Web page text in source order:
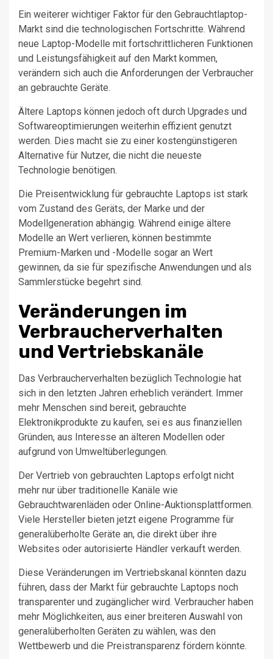
Ein weiterer wichtiger Faktor für den Gebrauchtlaptop-
Markt sind die technologischen Fortschritte. Während
neue Laptop-Modelle mit fortschrittlicheren Funktionen
und Leistungsfähigkeit auf den Markt kommen,
verändern sich auch die Anforderungen der Verbraucher
an gebrauchte Geräte.
Ältere Laptops können jedoch oft durch Upgrades und
Softwareoptimierungen weiterhin effizient genutzt
werden. Dies macht sie zu einer kostengünstigeren
Alternative für Nutzer, die nicht die neueste
Technologie benötigen.
Die Preisentwicklung für gebrauchte Laptops ist stark
vom Zustand des Geräts, der Marke und der
Modellgeneration abhängig. Während einige ältere
Modelle an Wert verlieren, können bestimmte
Premium-Marken und -Modelle sogar an Wert
gewinnen, da sie für spezifische Anwendungen und als
Sammlerstücke begehrt sind.
Veränderungen im
Verbraucherverhalten
und Vertriebskanäle
Das Verbraucherverhalten bezüglich Technologie hat
sich in den letzten Jahren erheblich verändert. Immer
mehr Menschen sind bereit, gebrauchte
Elektronikprodukte zu kaufen, sei es aus finanziellen
Gründen, aus Interesse an älteren Modellen oder
aufgrund von Umweltüberlegungen.
Der Vertrieb von gebrauchten Laptops erfolgt nicht
mehr nur über traditionelle Kanäle wie
Gebrauchtwarenläden oder Online-Auktionsplattformen.
Viele Hersteller bieten jetzt eigene Programme für
generalüberholte Geräte an, die direkt über ihre
Websites oder autorisierte Händler verkauft werden.
Diese Veränderungen im Vertriebskanal könnten dazu
führen, dass der Markt für gebrauchte Laptops noch
transparenter und zugänglicher wird. Verbraucher haben
mehr Möglichkeiten, aus einer breiteren Auswahl von
generalüberholten Geräten zu wählen, was den
Wettbewerb und die Preistransparenz fördern könnte.